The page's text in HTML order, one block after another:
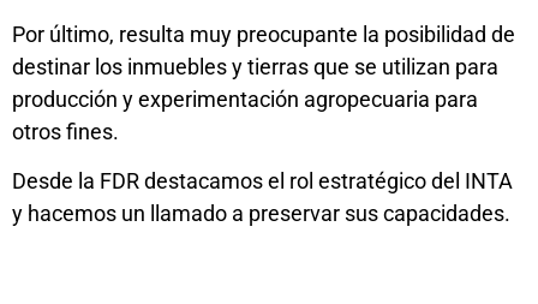
Por último, resulta muy preocupante la posibilidad de
destinar los inmuebles y tierras que se utilizan para
producción y experimentación agropecuaria para
otros fines.
Desde la FDR destacamos el rol estratégico del INTA
y hacemos un llamado a preservar sus capacidades.